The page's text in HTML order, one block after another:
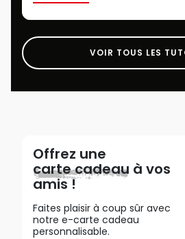
VOIR TOUS LES
Offrez une
carte cadeau à vos
amis !
Faites plaisir à coup sûr avec
notre e-carte cadeau
personnalisable.